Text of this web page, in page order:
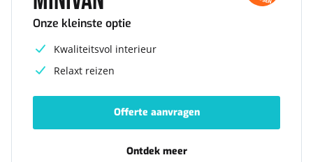
Onze kleinste optie
Kwaliteitsvol interieur
Relaxt reizen
Offerte aanvragen-
Ontdek meer-